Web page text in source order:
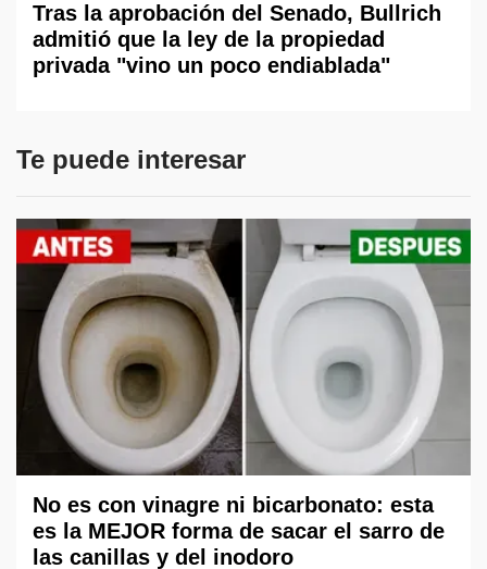
Tras la aprobación del Senado, Bullrich
admitió que la ley de la propiedad
privada "vino un poco endiablada"
Te puede interesar
No es con vinagre ni bicarbonato: esta
es la MEJOR forma de sacar el sarro de
las canillas y del inodoro